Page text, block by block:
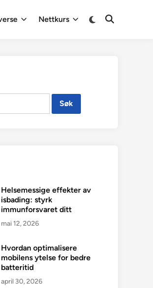
Nettkurs
Switch
Open
Helsemessige effekter av
isbading: styrk
immunforsvaret ditt
mai 12, 2026
Hvordan optimalisere
mobilens ytelse for bedre
batteritid
april 30, 2026